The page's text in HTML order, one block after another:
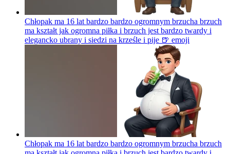
Chłopak ma 16 lat bardzo bardzo ogromnym brzucha brzuch
ma kształt jak ogromna piłka i brzuch jest bardzo twardy i
elegancko ubrany i siedzi na krześle i pije 🍺 emoji
Chłopak ma 16 lat bardzo bardzo ogromnym brzucha brzuch